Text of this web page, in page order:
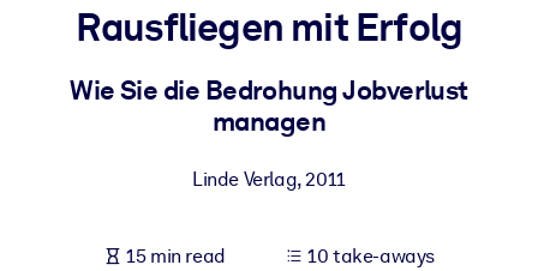
For LMS/LXP
Bring bite-sized, verified knowledge into your LMS/LXP for
For Corporate Libraries
knowledge.
Rausfliegen mit Erfolg
Wie Sie die Bedrohung Jobverlust
managen
Linde Verlag,2011
15 min read
10 take-aways